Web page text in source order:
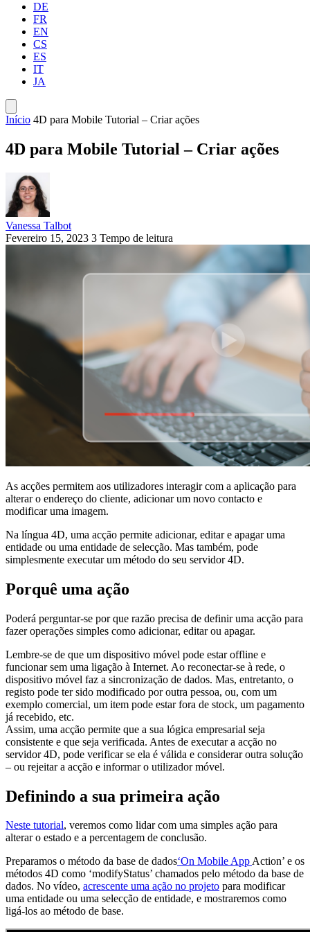
DE
FR
EN
CS
ES
IT
JA
Início 4D para Mobile Tutorial – Criar ações
4D para Mobile Tutorial – Criar ações
Vanessa Talbot
Fevereiro 15, 2023 3 Tempo de leitura
As acções permitem aos utilizadores interagir com a aplicação para
alterar o endereço do cliente, adicionar um novo contacto e
modificar uma imagem.
Na língua 4D, uma acção permite adicionar, editar e apagar uma
entidade ou uma entidade de selecção. Mas também, pode
simplesmente executar um método do seu servidor 4D.
Porquê uma ação
Poderá perguntar-se por que razão precisa de definir uma acção para
fazer operações simples como adicionar, editar ou apagar.
Lembre-se de que um dispositivo móvel pode estar offline e
funcionar sem uma ligação à Internet. Ao reconectar-se à rede, o
dispositivo móvel faz a sincronização de dados. Mas, entretanto, o
registo pode ter sido modificado por outra pessoa, ou, com um
exemplo comercial, um item pode estar fora de stock, um pagamento
já recebido, etc.
Assim, uma acção permite que a sua lógica empresarial seja
consistente e que seja verificada. Antes de executar a acção no
servidor 4D, pode verificar se ela é válida e considerar outra solução
– ou rejeitar a acção e informar o utilizador móvel.
Definindo a sua primeira ação
Neste tutorial, veremos como lidar com uma simples ação para
alterar o estado e a percentagem de conclusão.
Preparamos o método da base de dados‘On Mobile AppAction’ e os
métodos 4D como ‘modifyStatus’ chamados pelo método da base de
dados. No vídeo, acrescente uma ação no projeto para modificar
uma entidade ou uma selecção de entidade, e mostraremos como
ligá-los ao método de base.